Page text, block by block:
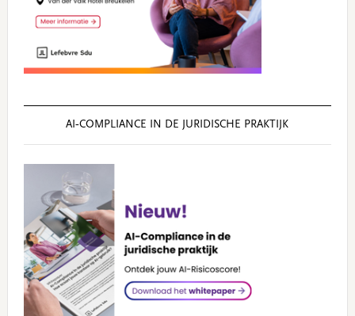
AI‑COMPLIANCE IN DE JURIDISCHE PRAKTIJK